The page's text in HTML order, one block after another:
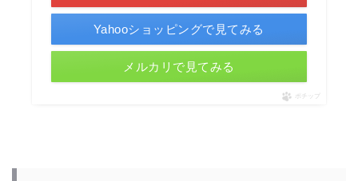
Yahooショッピングで見てみる
メルカリで見てみる
ポチップ